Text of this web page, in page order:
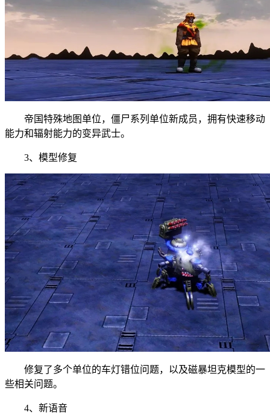
帝国特殊地图单位，僵尸系列单位新成员，拥有快速移动
能力和辐射能力的变异武士。
3、模型修复
修复了多个单位的车灯错位问题，以及磁暴坦克模型的一
些相关问题。
4、新语音